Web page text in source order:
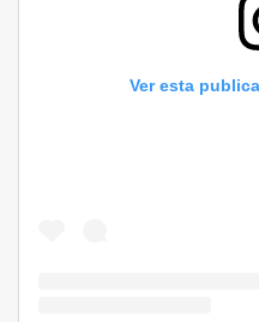
Ver esta